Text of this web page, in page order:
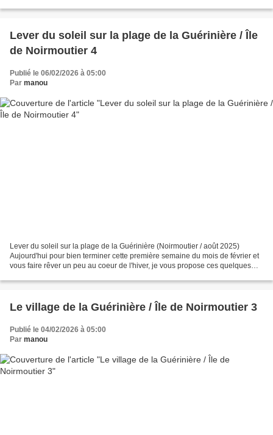
Lever du soleil sur la plage de la Guérinière / Île
de Noirmoutier 4
Publié le 06/02/2026 à 05:00
Par manou
Lever du soleil sur la plage de la Guérinière (Noirmoutier / août 2025)
Aujourd'hui pour bien terminer cette première semaine du mois de février et
vous faire rêver un peu au coeur de l'hiver, je vous propose ces quelques
Le village de la Guérinière / Île de Noirmoutier 3
Publié le 04/02/2026 à 05:00
Par manou